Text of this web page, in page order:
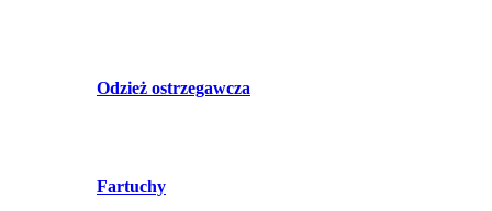
Odzież ostrzegawcza
Fartuchy